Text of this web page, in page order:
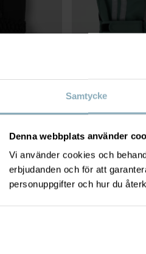
Samtycke
Denna webbplats använder
Vi använder cookies och
erbjudanden och för att
personuppgifter och hur du
379 kr
VATTENTÄTA
Vind- och
Stl:1-4